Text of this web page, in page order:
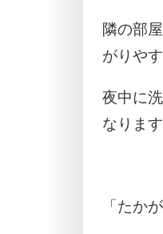
隣の部
がりや
夜中に
なります
「たか